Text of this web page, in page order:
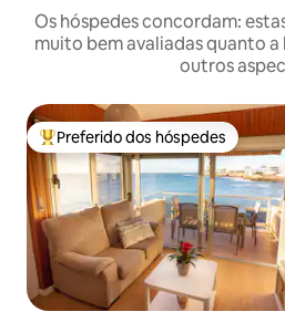
Os hóspedes concordam:
muito bem avaliadas quanto
outros
Entre os melhores preferidos dos
Preferido dos hóspedes